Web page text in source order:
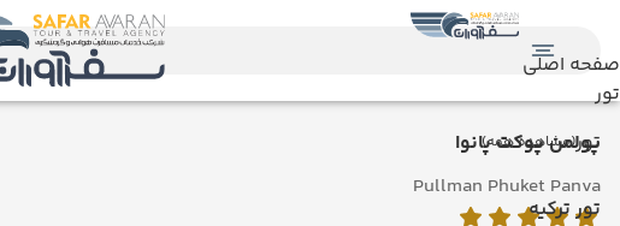
صفحه اصلی
تور
تور(مشاهده همه)
تور ترکیه
پولمن پوکت پانوا
Pullman Phuket Panva